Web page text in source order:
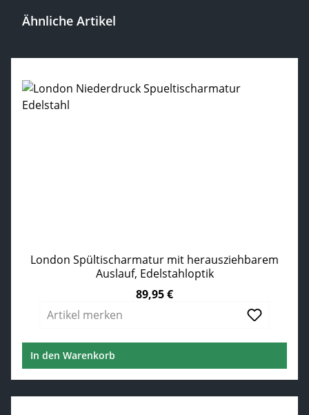
Ähnliche Artikel
London Spültischarmatur mit herausziehbarem
Auslauf, Edelstahloptik
89,95 €
Artikel merken
In den Warenkorb